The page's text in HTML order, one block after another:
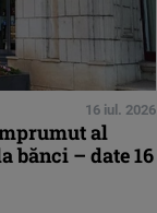
16 iul. 2026
al
bănci – date 16